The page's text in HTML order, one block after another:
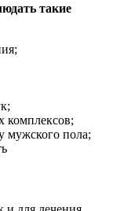
такие
комплексов;
мужского пола;